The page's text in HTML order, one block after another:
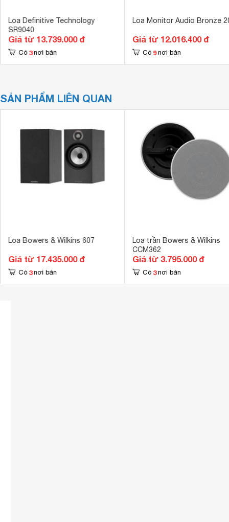
Loa Definitive Technology
SR9040
Giá từ 13.739.000 đ
Có 3 nơi bán
Loa Monitor Audio Bronze
Giá từ 12.016.400 đ
Có 9 nơi bán
SẢN PHẨM LIÊN QUAN
Loa Bowers & Wilkins 607
Giá từ 17.435.000 đ
Có 3 nơi bán
Loa trần Bowers & Wilkins
CCM362
Giá từ 3.795.000 đ
Có 3 nơi bán